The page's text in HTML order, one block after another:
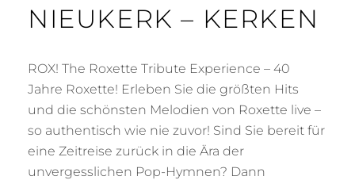
NIEUKERK – KERKEN
ROX! The Roxette Tribute Experience – 40
Jahre Roxette! Erleben Sie die größten Hits
und die schönsten Melodien von Roxette live –
so authentisch wie nie zuvor! Sind Sie bereit für
eine Zeitreise zurück in die Ära der
unvergesslichen Pop-Hymnen? Dann